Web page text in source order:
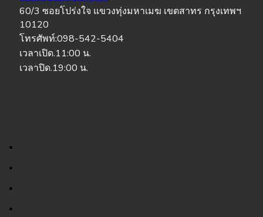
60/3 ซอยโปร่งใจ แขวงทุ่งมหาเมฆ เขตสาทร กรุงเทพฯ
10120
โทรศัพท์:098-542-5404
เวลาเปิด.11:00 น.
เวลาปิด.19:00 น.